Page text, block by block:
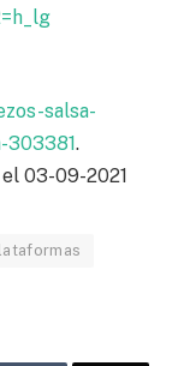
salsa-
303381.
03-09-2021